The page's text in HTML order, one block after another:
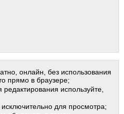
онлайн, без использования
прямо в браузере;
используйте,
для просмотра;